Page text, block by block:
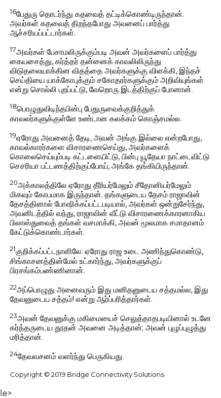
16பேதுரு தொடர்ந்து கதவைத் தட்டிக்கொண்டிருந்தான்.
அவர்கள் கதவைத் திறந்தபோது அவனைப் பார்த்து
ஆச்சரியப்பட்டார்கள்.
17அவர்கள் பேசாமலிருக்கும்படி அவன் அவர்களைப் பார்த்து
கையசைத்து, கர்த்தர் தன்னைக் காவலிலிருந்து
விடுதலையாக்கின விதத்தை அவர்களுக்கு விளக்கி, இந்தச்
செய்தியை யாக்கோபுக்கும் சகோதரர்களுக்கும் அறிவியுங்கள்
என்று சொல்லி புறப்பட்டு, வேறொரு இடத்திற்குப் போனான்.
18பொழுதுவிடிந்தபின்பு பேதுருவைக்குறித்துக்
காவலர்களுக்குள்ளே உண்டான கலக்கம் கொஞ்சமல்ல.
19ஏரோது அவனைத் தேடி, அவன் அங்கு இல்லை என்றபோது,
காவல்காரர்களை விசாரணைசெய்து, அவர்களைக்
கொலைசெய்யும்படி கட்டளையிட்டு, பின்பு யூதேயா நாட்டைவிட்டு
செசரியா பட்டணத்திற்குப்போய், அங்கே தங்கியிருந்தான்.
20அக்காலத்திலே ஏரோது தீரியர்மேலும் சீதோனியர்மேலும்
மிகவும் கோபமாக இருந்தான். தங்களுடைய தேசம் ராஜாவின்
தேசத்தினால் போஷிக்கப்பட்டபடியால், அவர்கள் ஒன்றுசேர்ந்து,
அவனிடத்தில் வந்து, ராஜாவின் வீட்டு விசாரணைக்காரனாகிய
பிலாஸ்துவைத் தங்கள் வசமாக்கி, அவன் மூலமாக சமாதானம்
கேட்டுக்கொண்டார்கள்.
21குறிக்கப்பட்டநாளிலே: ஏரோது ராஜ உடை அணிந்துகொண்டு,
சிங்காசனத்தின்மேல் உட்கார்ந்து, அவர்களுக்குப்
பிரசங்கம்பண்ணினான்.
22அப்பொழுது அனைவரும் இது மனிதனுடைய சத்தமல்ல, இது
தேவனுடைய சத்தம்! என்று ஆர்ப்பரித்தார்கள்.
23அவன் தேவனுக்கு மகிமையைச் செலுத்தாதபடியினால் உடனே
கர்த்தருடைய தூதன் அவனை அடித்தான்; அவன் புழுப்புழுத்து
மரித்தான்.
24தேவவசனம் வளர்ந்து பெருகியது.
Copyright © 2019 Bridge Connectivity Solutions
le>